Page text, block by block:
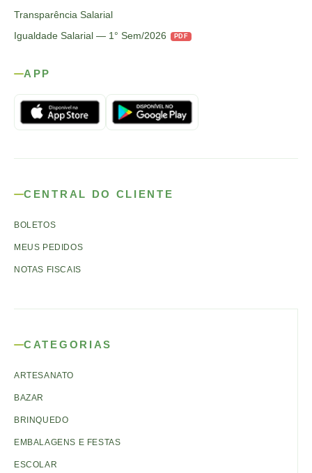
Transparência Salarial
Igualdade Salarial — 1° Sem/2026
PDF
APP
CENTRAL DO CLIENTE
BOLETOS
MEUS PEDIDOS
NOTAS FISCAIS
CATEGORIAS
ARTESANATO
BAZAR
BRINQUEDO
EMBALAGENS E FESTAS
ESCOLAR